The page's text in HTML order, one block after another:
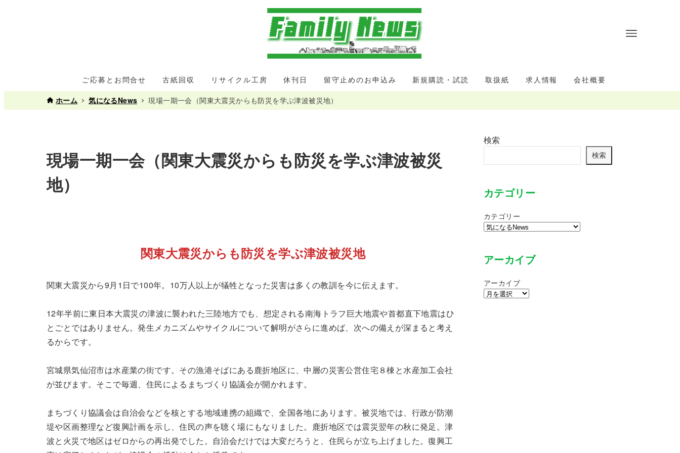
ご応募とお問合せ 古紙回収 リサイクル工房 休刊日 留守止めのお申込み 新規購読・試読 取扱紙 求人情報 会社概要
ホーム 気になるNews 現場一期一会（関東大震災からも防災を学ぶ津波被災地）
現場一期一会（関東大震災からも防災を学ぶ津波被災
地）
関東大震災からも防災を学ぶ津波被災地
関東大震災から9月1日で100年。10万人以上が犠牲となった災害は多くの教訓を今に伝えます。
12年半前に東日本大震災の津波に襲われた三陸地方でも、想定される南海トラフ巨大地震や首都直下地震はひ
とごとではありません。発生メカニズムやサイクルについて解明がさらに進めば、次への備えが深まると考え
るからです。
宮城県気仙沼市は水産業の街です。その漁港そばにある鹿折地区に、中層の災害公営住宅８棟と水産加工会社
が並びます。そこで毎週、住民によるまちづくり協議会が開かれます。
まちづくり協議会は自治会などを核とする地域連携の組織で、全国各地にあります。被災地では、行政が防潮
堤や区画整理など復興計画を示し、住民の声を聴く場にもなりました。鹿折地区では震災翌年の秋に発足。津
波と火災で地区はゼロからの再出発でした。自治会だけでは大変だろうと、住民らが立ち上げました。復興工
検索
検索
カテゴリー
カテゴリー
アーカイブ
アーカイブ